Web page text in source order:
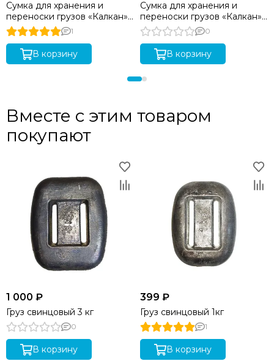
Сумка для хранения и
переноски грузов «Калкан»
оранжевая
1
В корзину
Сумка для хранения и
переноски грузов «Калкан»
серебро
0
В корзину
Вместе с этим товаром
покупают
1 000 ₽
Груз свинцовый 3 кг
0
В корзину
399 ₽
Груз свинцовый 1кг
1
В корзину